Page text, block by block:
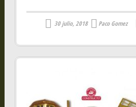
30 julio, 2018 Paco Gomez